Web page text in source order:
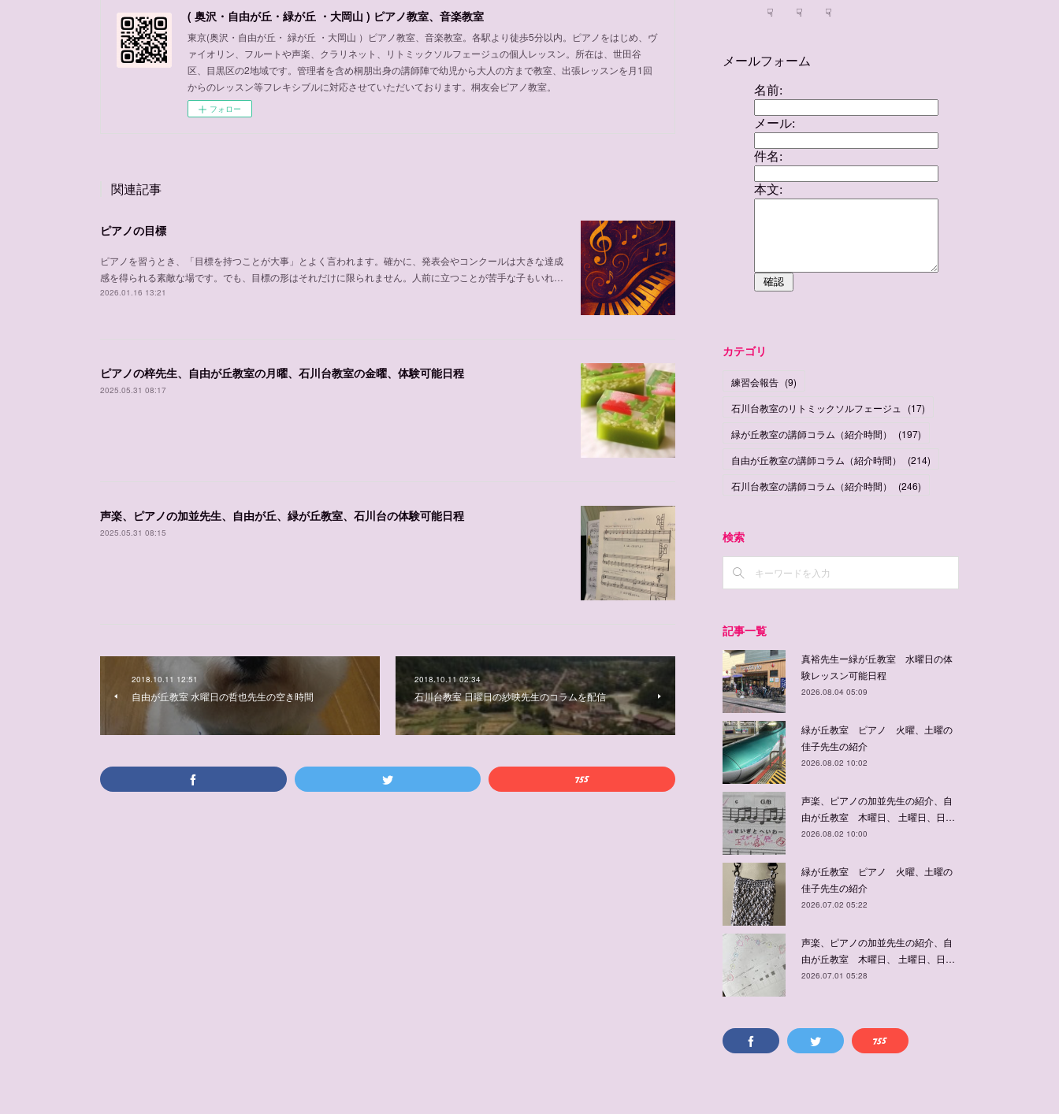
( 奥沢・自由が丘・緑が丘 ・大岡山 ) ピアノ教室、音楽教室
東京(奥沢・自由が丘・ 緑が丘 ・大岡山 ）ピアノ教室、音楽教室。各駅より徒歩5分以内。ピアノをはじめ、ヴ
ァイオリン、フルートや声楽、クラリネット、リトミックソルフェージュの個人レッスン。所在は、世田谷
区、目黒区の2地域です。管理者を含め桐朋出身の講師陣で幼児から大人の方まで教室、出張レッスンを月1回
からのレッスン等フレキシブルに対応させていただいております。桐友会ピアノ教室。
フォロー
関連記事
ピアノの目標
ピアノを習うとき、「目標を持つことが大事」とよく言われます。確かに、発表会やコンクールは大きな達成
感を得られる素敵な場です。でも、目標の形はそれだけに限られません。人前に立つことが苦手な子もいれ…
2026.01.16 13:21
ピアノの梓先生、自由が丘教室の月曜、石川台教室の金曜、体験可能日程
2025.05.31 08:17
声楽、ピアノの加並先生、自由が丘、緑が丘教室、石川台の体験可能日程
2025.05.31 08:15
2018.10.11 12:51
自由が丘教室 水曜日の哲也先生の空き時間
2018.10.11 02:34
石川台教室 日曜日の紗映先生のコラムを配信
☟ ☟ ☟
カテゴリ
練習会報告 (9)
石川台教室のリトミックソルフェージュ
(17)
緑が丘教室の講師コラム（紹介時間）
(197)
自由が丘教室の講師コラム（紹介時間）
(214)
石川台教室の講師コラム（紹介時間）
(246)
検索
記事一覧
真裕先生ー緑が丘教室 水曜日の体
験レッスン可能日程
2026.08.04 05:09
緑が丘教室 ピアノ 火曜、土曜の
佳子先生の紹介
2026.08.02 10:02
声楽、ピアノの加並先生の紹介、自
由が丘教室 木曜日、 土曜日、日…
2026.08.02 10:00
緑が丘教室 ピアノ 火曜、土曜の
佳子先生の紹介
2026.07.02 05:22
声楽、ピアノの加並先生の紹介、自
由が丘教室 木曜日、 土曜日、日…
2026.07.01 05:28